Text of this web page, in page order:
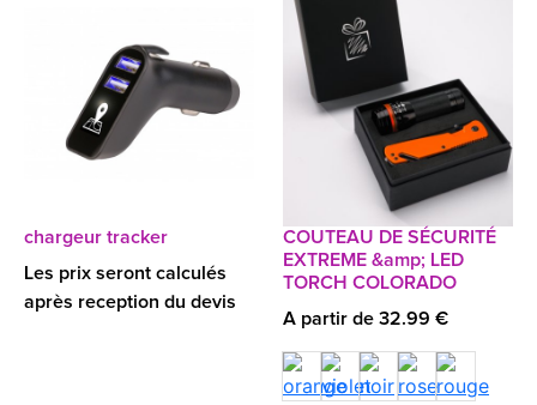
chargeur tracker
Les prix seront calculés
après reception du devis
COUTEAU DE SÉCURITÉ
EXTREME &amp; LED
TORCH COLORADO
A partir de 32.99 €